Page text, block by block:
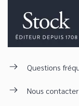
Questions
Nous contacter